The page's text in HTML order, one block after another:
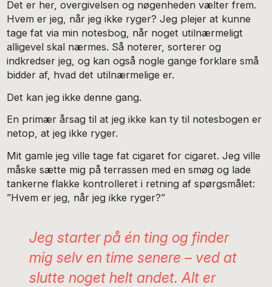
Det er her, overgivelsen og nøgenheden vælter frem.
Hvem er jeg, når jeg ikke ryger? Jeg plejer at kunne
tage fat via min notesbog, når noget utilnærmeligt
alligevel skal nærmes. Så noterer, sorterer og
indkredser jeg, og kan også nogle gange forklare små
bidder af, hvad det utilnærmelige er.
Det kan jeg ikke denne gang.
En primær årsag til at jeg ikke kan ty til notesbogen er
netop, at jeg ikke ryger.
Mit gamle jeg ville tage fat cigaret for cigaret. Jeg ville
måske sætte mig på terrassen med en smøg og lade
tankerne flakke kontrolleret i retning af spørgsmålet:
”Hvem er jeg, når jeg ikke ryger?”
Jeg starter på én ting og finder
mig selv en time senere – ved at
slutte noget helt andet. Alt er